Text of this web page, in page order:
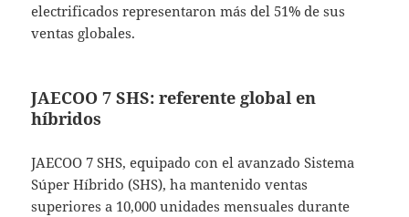
electrificados representaron más del 51% de sus
ventas globales.
JAECOO 7 SHS: referente global en
híbridos
JAECOO 7 SHS, equipado con el avanzado Sistema
Súper Híbrido (SHS), ha mantenido ventas
superiores a 10,000 unidades mensuales durante